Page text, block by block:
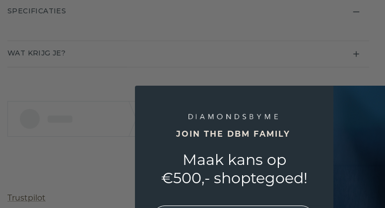
SPECIFICATIES
WAT KRIJG JE?
Trustpilot
JOIN THE DBM FAMILY
Maak kans op
€500,- shoptegoed!